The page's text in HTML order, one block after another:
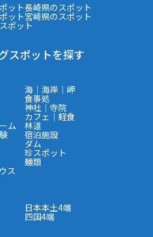
ット長崎県のスポット
ット宮崎県のスポット
ポット
スポットを探す
海｜海岸｜岬
食事処
神社｜寺院
カフェ｜軽食
ム 林道
宿泊施設
ダム
珍スポット
麺類
ス
日本本土4端
四国4端